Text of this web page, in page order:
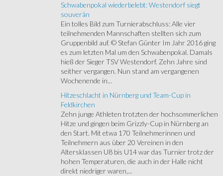
Schwabenpokal wiederbelebt: Westendorf siegt
souverän
Ein tolles Bild zum Turnierabschluss: Alle vier
teilnehmenden Mannschaften stellten sich zum
Gruppenbild auf. © Stefan Günter Im Jahr 2016 ging
es zum letzten Mal um den Schwabenpokal. Damals
hieß der Sieger TSV Westendorf. Zehn Jahre sind
seither vergangen. Nun stand am vergangenen
Wochenende in...
Hitzeschlacht in Nürnberg und Team-Cup in
Feldkirchen
Zehn junge Athleten trotzten der hochsommerlichen
Hitze und gingen beim Grizzly-Cup in Nürnberg an
den Start. Mit etwa 170 Teilnehmerinnen und
Teilnehmern aus über 20 Vereinen in den
Altersklassen U8 bis U14 war das Turnier trotz der
hohen Temperaturen, die auch in der Halle nicht
direkt niedriger waren,...